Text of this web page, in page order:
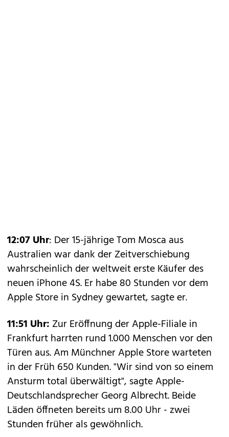
12:07 Uhr: Der 15-jährige Tom Mosca aus
Australien war dank der Zeitverschiebung
wahrscheinlich der weltweit erste Käufer des
neuen iPhone 4S. Er habe 80 Stunden vor dem
Apple Store in Sydney gewartet, sagte er.
11:51 Uhr: Zur Eröffnung der Apple-Filiale in
Frankfurt harrten rund 1.000 Menschen vor den
Türen aus. Am Münchner Apple Store warteten
in der Früh 650 Kunden. "Wir sind von so einem
Ansturm total überwältigt", sagte Apple-
Deutschlandsprecher Georg Albrecht. Beide
Läden öffneten bereits um 8.00 Uhr - zwei
Stunden früher als gewöhnlich.